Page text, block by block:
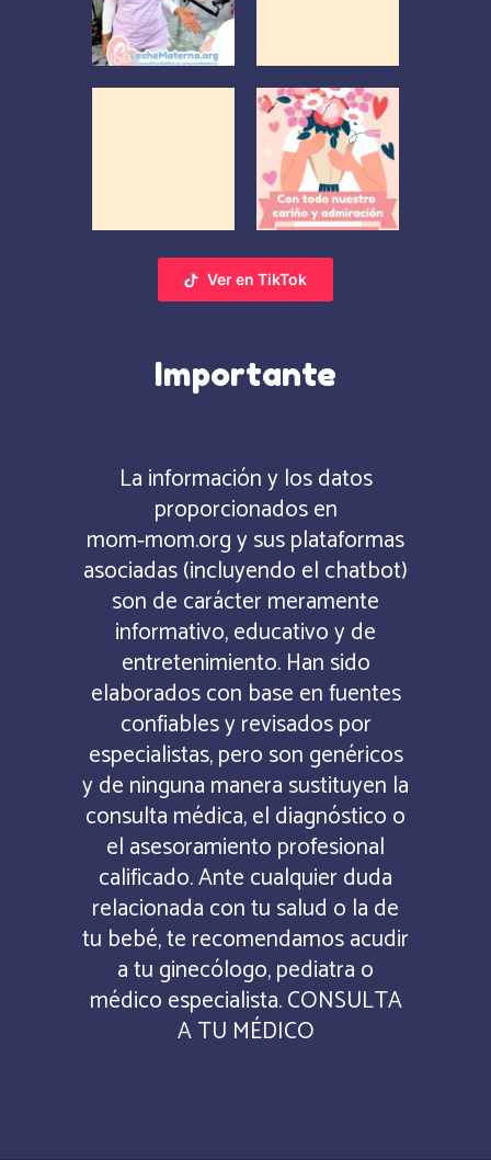
Ver en TikTok
Importante
La información y los datos
proporcionados en
mom‑mom.org y sus plataformas
asociadas (incluyendo el chatbot)
son de carácter meramente
informativo, educativo y de
entretenimiento. Han sido
elaborados con base en fuentes
confiables y revisados por
especialistas, pero son genéricos
y de ninguna manera sustituyen la
consulta médica, el diagnóstico o
el asesoramiento profesional
calificado. Ante cualquier duda
relacionada con tu salud o la de
tu bebé, te recomendamos acudir
a tu ginecólogo, pediatra o
médico especialista. CONSULTA
A TU MÉDICO